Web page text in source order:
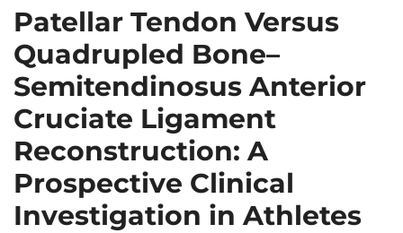
Patellar Tendon Versus
Quadrupled Bone–
Semitendinosus Anterior
Cruciate Ligament
Reconstruction: A
Prospective Clinical
Investigation in Athletes